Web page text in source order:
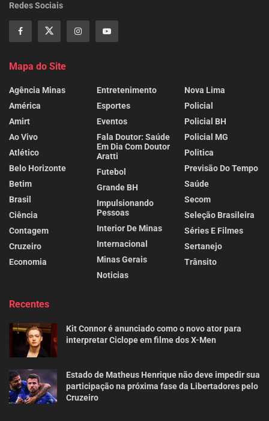
Redes Sociais
Mapa do Site
Agência Minas
América
Amirt
Ao Vivo
Atlético
Belo Horizonte
Betim
Brasil
Ciência
Contagem
Cruzeiro
Economia
Entretenimento
Esportes
Eventos
Fala Doutor: Saúde
Em Dia Com Doutor
Aratti
Futebol
Grande BH
Impulsionando
Pessoas
Interior De Minas
Internacional
Minas Gerais
Noticias
Nova Lima
Policial
Policial BH
Policial MG
Politica
Previsão Do Tempo
Saúde
Secom
Seleção Brasileira
Séries E Filmes
Sertanejo
Trânsito
Recentes
Kit Connor é anunciado como o novo ator para
interpretar Ciclope em filme dos X-Men
Estado de Matheus Henrique não deve impedir sua
participação na próxima fase da Libertadores pelo
Cruzeiro